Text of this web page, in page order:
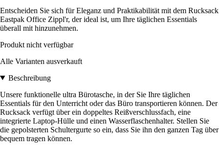
Entscheiden Sie sich für Eleganz und Praktikabilität mit dem Rucksack
Eastpak Office Zippl'r, der ideal ist, um Ihre täglichen Essentials
überall mit hinzunehmen.
Produkt nicht verfügbar
Alle Varianten ausverkauft
Beschreibung
Unsere funktionelle ultra Bürotasche, in der Sie Ihre täglichen
Essentials für den Unterricht oder das Büro transportieren können. Der
Rucksack verfügt über ein doppeltes Reißverschlussfach, eine
integrierte Laptop-Hülle und einen Wasserflaschenhalter. Stellen Sie
die gepolsterten Schultergurte so ein, dass Sie ihn den ganzen Tag über
bequem tragen können.